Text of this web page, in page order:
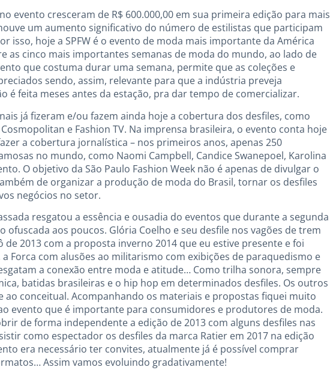
evento cresceram de R$ 600.000,00 em sua primeira edição para mais
um aumento significativo do número de estilistas que participam
isso, hoje a SPFW é o evento de moda mais importante da América
as cinco mais importantes semanas de moda do mundo, ao lado de
que costuma durar uma semana, permite que as coleções e
sendo, assim, relevante para que a indústria preveja
é feita meses antes da estação, pra dar tempo de comercializar.
já fizeram e/ou fazem ainda hoje a cobertura dos desfiles, como
Cosmopolitan e Fashion TV. Na imprensa brasileira, o evento conta hoje
a cobertura jornalística – nos primeiros anos, apenas 250
no mundo, como Naomi Campbell, Candice Swanepoel, Karolina
O objetivo da São Paulo Fashion Week não é apenas de divulgar o
de organizar a produção de moda do Brasil, tornar os desfiles
negócios no setor.
resgatou a essência e ousadia do eventos que durante a segunda
ofuscada aos poucos. Glória Coelho e seu desfile nos vagões de trem
2013 com a proposta inverno 2014 que eu estive presente e foi
Forca com alusões ao militarismo com exibições de paraquedismo e
a conexão entre moda e atitude… Como trilha sonora, sempre
batidas brasileiras e o hip hop em determinados desfiles. Os outros
conceitual. Acompanhando os materiais e propostas fiquei muito
evento que é importante para consumidores e produtores de moda.
de forma independente a edição de 2013 com alguns desfiles nas
como espectador os desfiles da marca Ratier em 2017 na edição
era necessário ter convites, atualmente já é possível comprar
Assim vamos evoluindo gradativamente!